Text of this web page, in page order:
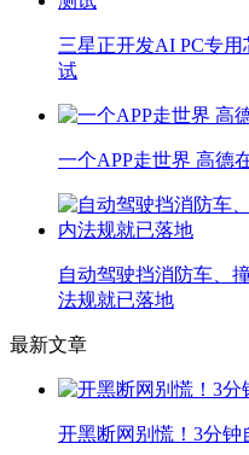
三星正开发AI PC专
试
一个APP走世界 高德
自动驾驶挡消防车、
法规就已落地
最新文章
开黑断网别慌！3分钟